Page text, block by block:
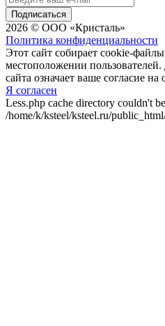
Подписаться
2026 © ООО «Кристаль»
Политика конфиденциальности
Этот сайт собирает cookie-
местоположении
сайта означает ваше согласие
Я согласен
Less.php cache directory couldn't
/home/k/ksteel/ksteel.ru/